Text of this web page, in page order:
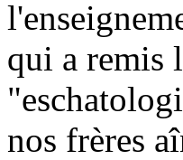
qui a remis
nos frères